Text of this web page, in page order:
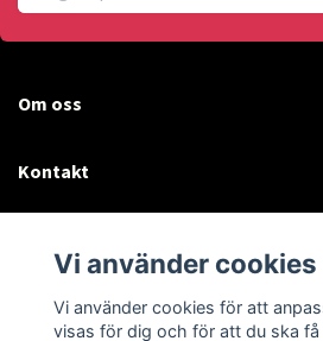
Om oss
Kontakt
Sociala medier
Vi använder cookies
Vi använder cookies för att
visas för dig och för att du ska få